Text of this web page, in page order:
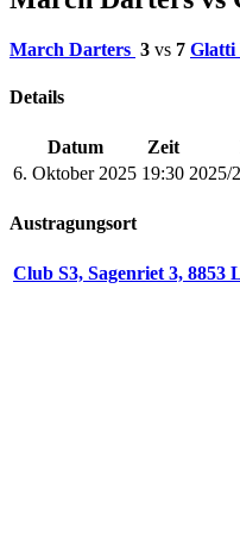
March Darters 3 vs 7 Glatti
Details
Datum Zeit
6. Oktober 2025 19:30 2025/
Austragungsort
Club S3, Sagenriet 3, 8853